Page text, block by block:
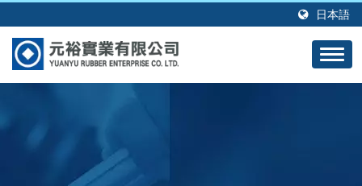
日本語